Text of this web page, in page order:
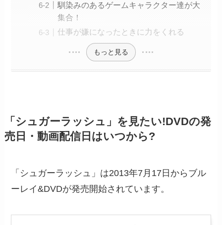
馴染みのあるゲームキャラクター達が大
集合！
仕事が嫌になったときに力をくれる
もっと見る
「シュガーラッシュ」を見たい!DVDの発
売日・動画配信日はいつから?
「シュガーラッシュ」は2013年7月17日からブル
ーレイ&DVDが発売開始されています。